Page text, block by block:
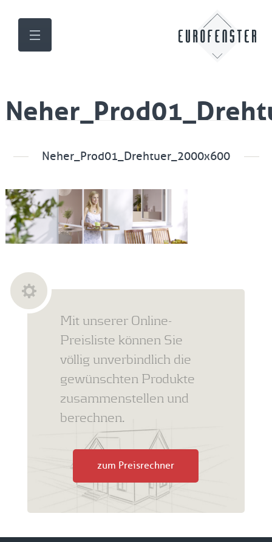
Neher_Prod01_Drehtuer_2000x600
Mit unserer Online-
Preisliste können Sie
völlig unverbindlich die
gewünschten Produkte
zusammenstellen und
berechnen.
zum Preisrechner